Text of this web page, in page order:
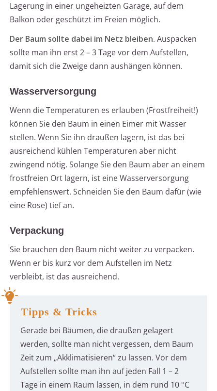
Lagerung in einer ungeheizten Garage, auf dem
Balkon oder geschützt im Freien möglich.
Der Baum sollte dabei im Netz bleiben. Auspacken
sollte man ihn erst 2 – 3 Tage vor dem Aufstellen,
damit sich die Zweige dann aushängen können.
Wasserversorgung
Wenn die Temperaturen es erlauben (Frostfreiheit!)
können Sie den Baum in einen Eimer mit Wasser
stellen. Wenn Sie ihn draußen lagern, ist das bei
ausreichend kühlen Temperaturen aber nicht
zwingend nötig. Solange Sie den Baum aber an einem
frostfreien Ort lagern, ist eine Wasserversorgung
empfehlenswert. Schneiden Sie den Baum dafür (wie
eine Rose) tief an.
Verpackung
Sie brauchen den Baum nicht weiter zu verpacken.
Wenn er bis kurz vor dem Aufstellen im Netz
verbleibt, ist das ausreichend.
Tipps & Tricks
Gerade bei Bäumen, die draußen gelagert
werden, sollte man nicht vergessen, dem Baum
Zeit zum „Akklimatisieren“ zu lassen. Vor dem
Aufstellen sollte man ihn auf jeden Fall 1 – 2
Tage in einem Raum lassen, in dem rund 10 °C